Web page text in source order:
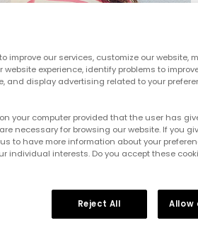
improve our services, customize our website,
experience, identify problems to
and display advertising related to your
your computer provided that the user has
necessary for browsing our website. If you
to have more information about your
individual interests. Do you accept these
Reject All Allow